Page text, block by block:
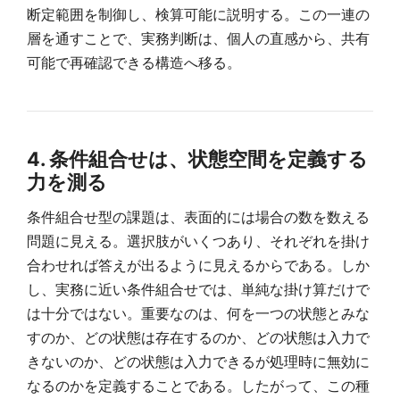
断定範囲を制御し、検算可能に説明する。この一連の
層を通すことで、実務判断は、個人の直感から、共有
可能で再確認できる構造へ移る。
4. 条件組合せは、状態空間を定義する
力を測る
条件組合せ型の課題は、表面的には場合の数を数える
問題に見える。選択肢がいくつあり、それぞれを掛け
合わせれば答えが出るように見えるからである。しか
し、実務に近い条件組合せでは、単純な掛け算だけで
は十分ではない。重要なのは、何を一つの状態とみな
すのか、どの状態は存在するのか、どの状態は入力で
きないのか、どの状態は入力できるが処理時に無効に
なるのかを定義することである。したがって、この種